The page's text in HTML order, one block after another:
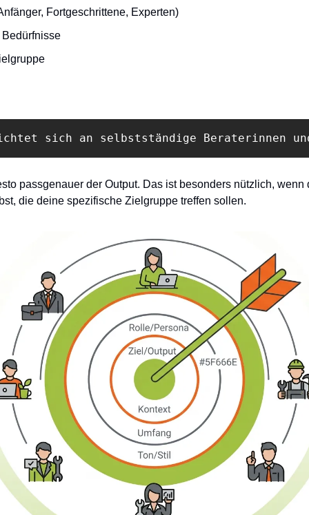
Fortgeschrittene, Experten)
sich an selbstständige Beraterinnen
passgenauer der Output. Das ist besonders nützlich, wenn
die deine spezifische Zielgruppe treffen sollen.